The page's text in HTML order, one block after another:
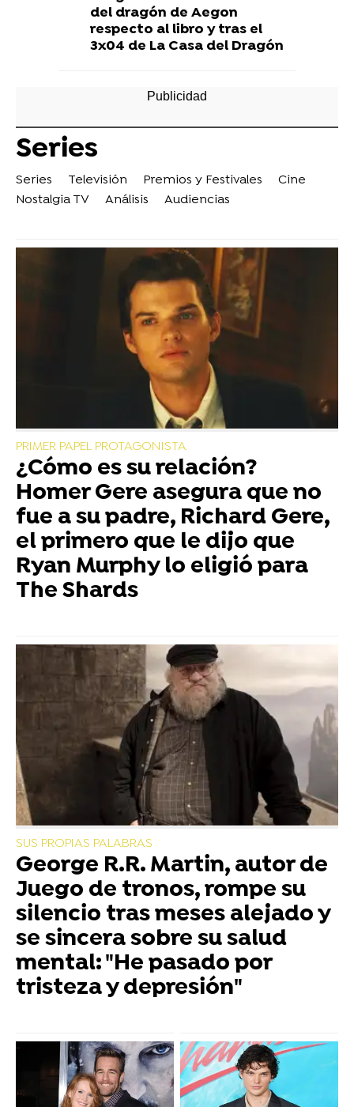
del dragón de Aegon
respecto al libro y tras el
3x04 de La Casa del Dragón
Series
Series Televisión Premios y Festivales
Cine
Nostalgia TV
Análisis Audiencias
PRIMER PAPEL PROTAGONISTA
¿Cómo es su relación?
Homer Gere asegura que no
fue a su padre, Richard Gere,
el primero que le dijo que
Ryan Murphy lo eligió para
The Shards
SUS PROPIAS PALABRAS
George R.R. Martin, autor de
Juego de tronos, rompe su
silencio tras meses alejado y
se sincera sobre su salud
mental: "He pasado por
tristeza y depresión"